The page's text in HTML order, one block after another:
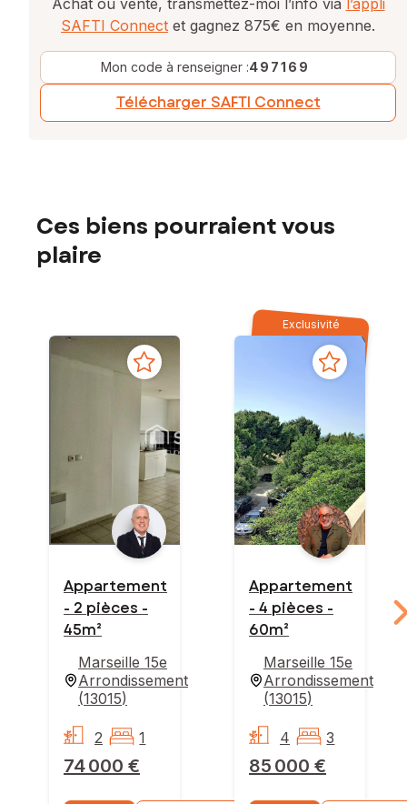
SAFTI Connect et gagnez 875€ en moyenne.
Mon code à renseigner :497169
Télécharger SAFTI Connect
Ces biens pourraient vous
plaire
Appartement
- 2 pièces -
45m²
Marseille 15e
Arrondissement
(13015)
74 000 €
2 1
Exclusivité
Appartement
- 4 pièces -
60m²
Marseille 15e
Arrondissement
(13015)
85 000 €
4 3